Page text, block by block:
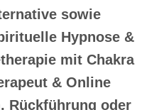
sowie
Hypnose &
mit Chakra
& Online
Rückführung oder